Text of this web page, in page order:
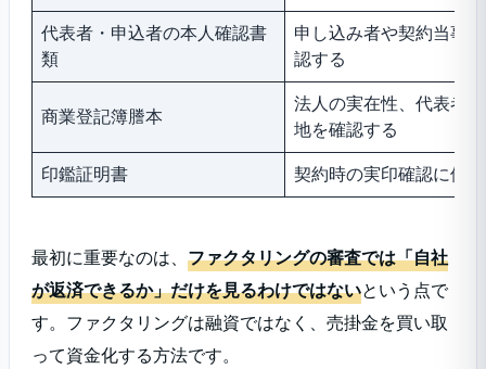
代表者・申込者の本人確認書
類
申し込み者や契約当事
認する
商業登記簿謄本
法人の実在性、代表者
地を確認する
印鑑証明書 契約時の実印確認に使
最初に重要なのは、 ファクタリングの審査では「自社
が返済できるか」だけを見るわけではないという点で
す。ファクタリングは融資ではなく、売掛金を買い取
って資金化する方法です。